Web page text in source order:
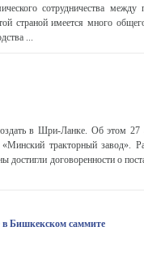
сотрудничества
страной имеется много
...
в Шри-Ланке. Об этом
тракторный завод».
договоренности о
в Бишкекском саммите